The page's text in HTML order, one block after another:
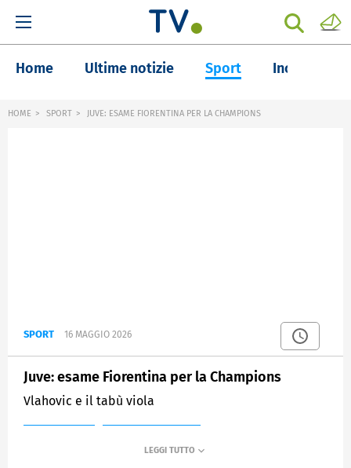
Home Ultime notizie Sport Inchieste
HOME SPORT JUVE: ESAME FIORENTINA PER LA CHAMPIONS
SPORT 16 MAGGIO 2026
Juve: esame Fiorentina per la Champions
Vlahovic e il tabù viola